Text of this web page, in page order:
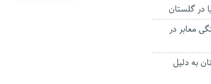
معابر در
به دلیل